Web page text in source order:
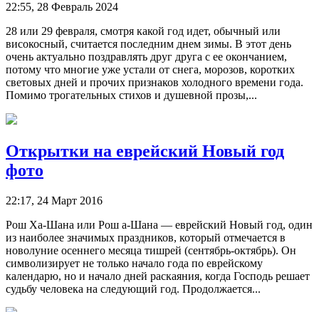
22:55, 28 Февраль 2024
28 или 29 февраля, смотря какой год идет, обычный или
високосный, считается последним днем зимы. В этот день
очень актуально поздравлять друг друга с ее окончанием,
потому что многие уже устали от снега, морозов, коротких
световых дней и прочих признаков холодного времени года.
Помимо трогательных стихов и душевной прозы,...
Открытки на еврейский Новый год
фото
22:17, 24 Март 2016
Рош Ха-Шана или Рош а-Шана — еврейский Новый год, один
из наиболее значимых праздников, который отмечается в
новолуние осеннего месяца тишрей (сентябрь-октябрь). Он
символизирует не только начало года по еврейскому
календарю, но и начало дней раскаяния, когда Господь решает
судьбу человека на следующий год. Продолжается...